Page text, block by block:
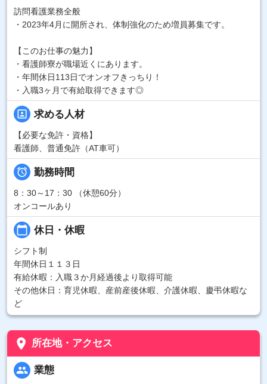
訪問看護業務全般
・2023年4月に開所され、体制強化のため増員募集です。
【このお仕事の魅力】
・看護師寮が職場近くにあります。
・年間休日113日でオンオフきっちり！
・入職3ヶ月で有給取得できます◎
portrait 求める人材
【必要な免許・資格】
看護師、普通免許（AT車可）
 勤務時間
8：30～17：30 （休憩60分）
オンコールあり
calendar_today 休日・休暇
シフト制
年間休日１１３日
有給休暇：入職３か月経過後より取得可能
その他休日：育児休暇、産前産後休暇、介護休暇、慶弔休暇な
ど
place 所在地・アクセス
people 業態